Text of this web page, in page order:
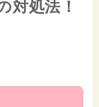
対処法！